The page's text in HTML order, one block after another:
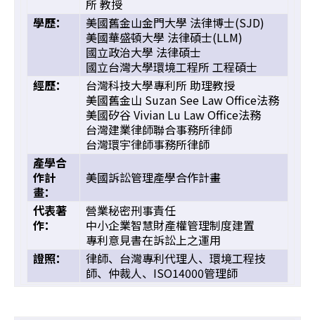
所 教授
學歷：
美國舊金山金門大學 法律博士(SJD)
美國華盛頓大學 法律碩士(LLM)
國立政治大學 法律碩士
國立台灣大學環境工程所 工程碩士
經歷：
台灣科技大學專利所 助理教授
美國舊金山 Suzan See Law Office法務
美國矽谷 Vivian Lu Law Office法務
台灣建業律師聯合事務所律師
台灣環宇律師事務所律師
產學合
作計
畫：
美國訴訟管理產學合作計畫
代表著
作：
營業秘密刑事責任
中小企業智慧財產權管理制度建置
專利意見書在訴訟上之運用
證照：
律師、台灣專利代理人、環境工程技
師、仲裁人、ISO14000管理師